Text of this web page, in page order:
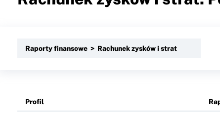
Raporty finansowe > Rachunek zysków i strat
Profil